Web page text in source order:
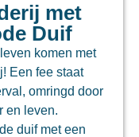
met
Duif
komen met
Een fee staat
omringd door
en leven.
duif met een